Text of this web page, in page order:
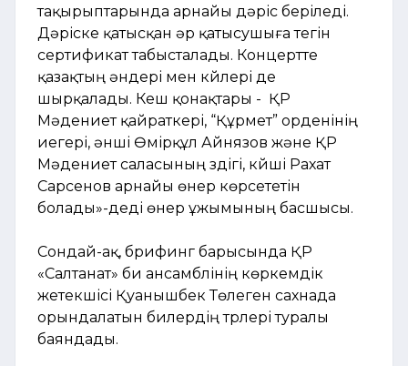
тақырыптарында арнайы дәріс беріледі.
Дәріске қатысқан әр қатысушыға тегін
сертификат табысталады. Концертте
қазақтың әндері мен күйлері де
шырқалады. Кеш қонақтары - ҚР
Мәдениет қайраткері, “Құрмет” орденінің
иегері, әнші Өмірқұл Айнязов және ҚР
Мәдениет саласының үздігі, күйші Рахат
Сарсенов арнайы өнер көрсететін
болады»-деді өнер ұжымының басшысы.
Сондай-ақ, брифинг барысында ҚР
«Салтанат» би ансамблінің көркемдік
жетекшісі Қуанышбек Төлеген сахнада
орындалатын билердің түрлері туралы
баяндады.